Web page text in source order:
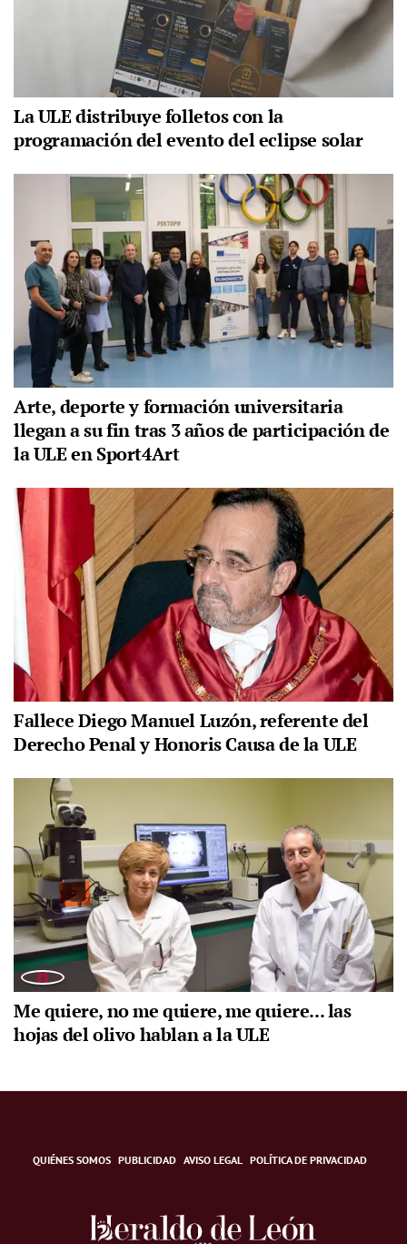
La ULE distribuye folletos con la
programación del evento del eclipse solar
Arte, deporte y formación universitaria
llegan a su fin tras 3 años de participación de
la ULE en Sport4Art
Fallece Diego Manuel Luzón, referente del
Derecho Penal y Honoris Causa de la ULE
Me quiere, no me quiere, me quiere... las
hojas del olivo hablan a la ULE
QUIÉNES SOMOS PUBLICIDAD AVISO LEGAL POLÍTICA DE PRIVACIDAD